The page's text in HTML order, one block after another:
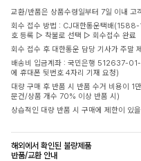
교환/반품은 상품수령일부터 7일 이내 고
회수 접수 방법 : CJ대한통운택배
호 등록 ▷ 착불로 선택 ▷ 회수접수 완료
회수 접수 후 대한통운 담당 기사가 주말
배송비 입금계좌 : 국민은행 512637-
에 휴대폰 뒷번호 4자리 기재 요청)
대량 구매 후 반품 시 반품 수거 비용이 1
문건/상품 개수 70% 이상 반품 시)
상습적인 대량 반품 시 구매에 제한이 있
해외에서 확인된 불량제품
반품/교환 안내